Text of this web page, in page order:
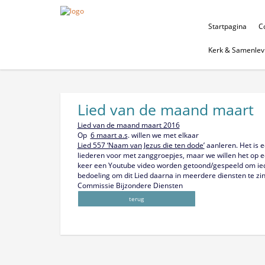
Startpagina
Kerk &
Lied van de maand maart
Lied van de maand maart 2016
Op 6 maart a.s. willen we met elkaar
Lied 557 ‘Naam van Jezus die ten dode’aanleren. Het is
liederen voor met zanggroepjes, maar we willen het op
keer een Youtube video worden getoond/gespeeld om
bedoeling om dit Lied daarna in meerdere diensten te
Commissie Bijzondere Diensten
terug